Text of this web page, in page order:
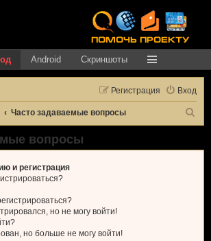
Android Скриншоты
Вход
Регистрация
Часто задаваемые вопросы
и
вопросы
и регистрация
но не могу войти!
но больше не могу войти!